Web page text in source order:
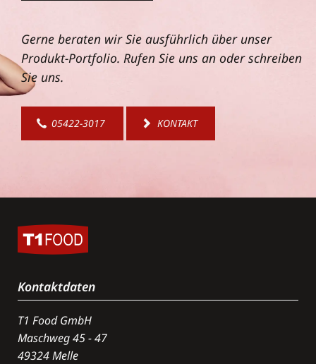
Gerne beraten wir Sie ausführlich über unser
Produkt-Portfolio. Rufen Sie uns an oder schreiben
Sie uns.
05422-3017 KONTAKT
Kontaktdaten
T1 Food GmbH
Maschweg 45 - 47
49324 Melle